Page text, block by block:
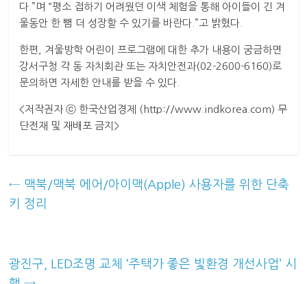
다.”며 “평소 접하기 어려웠던 이색 체험을 통해 아이들이 긴 겨
울동안 한 뼘 더 성장할 수 있기를 바란다.”고 밝혔다.
한편, 겨울방학 어린이 프로그램에 대한 추가 내용이 궁금하면
강서구청 각 동 자치회관 또는 자치안전과(02-2600-6160)로
문의하면 자세한 안내를 받을 수 있다.
<저작권자 ⓒ 한국산업경제 (http://www.indkorea.com) 무
단전재 및 재배포 금지>
← 맥북/맥북 에어/아이맥(Apple) 사용자를 위한 단축
키 정리
광진구, LED조명 교체 ‘주택가 좋은 빛환경 개선사업’ 시